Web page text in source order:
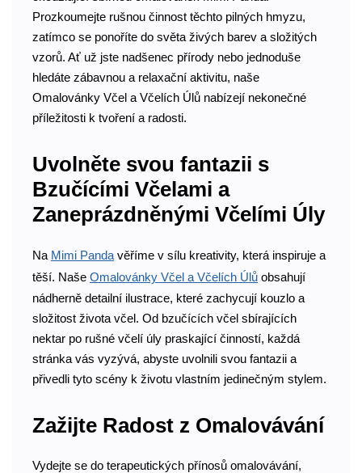
Prozkoumejte rušnou činnost těchto pilných hmyzu,
zatímco se ponoříte do světa živých barev a složitých
vzorů. Ať už jste nadšenec přírody nebo jednoduše
hledáte zábavnou a relaxační aktivitu, naše
Omalovánky Včel a Včelích Úlů nabízejí nekonečné
příležitosti k tvoření a radosti.
Uvolněte svou fantazii s
Bzučícími Včelami a
Zaneprázdněnými Včelími Úly
Na Mimi Panda věříme v sílu kreativity, která inspiruje a
těší. Naše Omalovánky Včel a Včelích Úlů obsahují
nádherně detailní ilustrace, které zachycují kouzlo a
složitost života včel. Od bzučících včel sbírajících
nektar po rušné včelí úly praskající činností, každá
stránka vás vyzývá, abyste uvolnili svou fantazii a
přivedli tyto scény k životu vlastním jedinečným stylem.
Zažijte Radost z Omalovávání
Vydejte se do terapeutických přínosů omalovávání,